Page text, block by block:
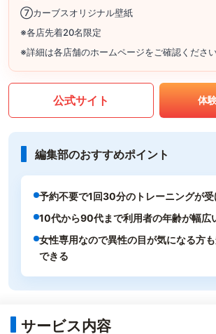
⑦カーブスオリジナル壁紙
※各店先着20名限定
※詳細は各店舗のホームページをご確認くださ
公式サイト 体
編集部のおすすめポイント
予約不要で1回30分のトレーニングが受
10代から90代まで利用者の年齢が幅広
女性専用なので異性の目が気になる方
できる
サービス内容